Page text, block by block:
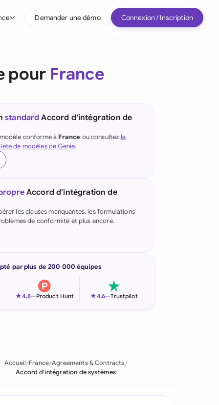
Entreprises intermédiaires
Demander une démo Connexion / Inscription
pour France
standard Accord d'intégration de
conforme à France ou consultez la
de modèles de Genie.
Accord d'intégration de
les clauses manquantes, les formulations
de conformité et plus encore.
par plus de 200 000 équipes
★4.8—Product Hunt ★4.6—Trustpilot
Accueil France Agreements & Contracts
Accord d'intégration de systèmes